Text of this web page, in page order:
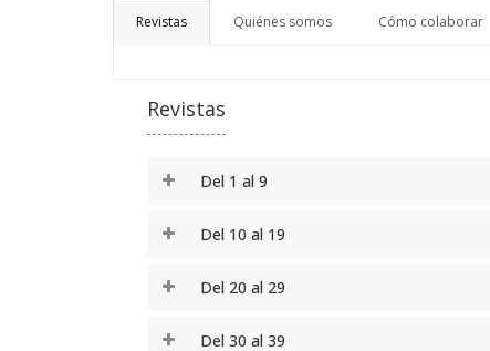
Revistas Quiénes somos Cómo colaborar
Revistas
Del 1 al 9
Del 10 al 19
Del 20 al 29
Del 30 al 39